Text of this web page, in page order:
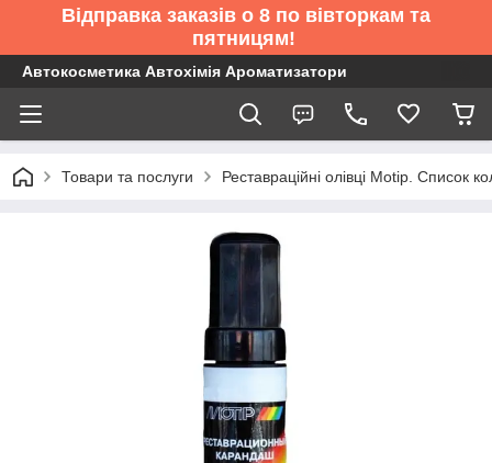
Відправка заказів о 8 по вівторкам та
пятницям!
Автокосметика Автохімія Ароматизатори
Товари та послуги Реставраційні олівці Motip. Список